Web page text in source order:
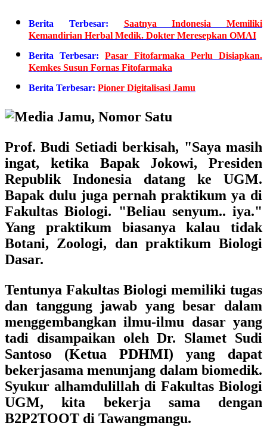
Berita Terbesar: Saatnya Indonesia Memiliki
Kemandirian Herbal Medik. Dokter Meresepkan OMAI
Berita Terbesar: Pasar Fitofarmaka Perlu Disiapkan.
Kemkes Susun Fornas Fitofarmaka
Berita Terbesar: Pioner Digitalisasi Jamu
Prof. Budi Setiadi berkisah, "Saya masih
ingat, ketika Bapak Jokowi, Presiden
Republik Indonesia datang ke UGM.
Bapak dulu juga pernah praktikum ya di
Fakultas Biologi. "Beliau senyum.. iya."
Yang praktikum biasanya kalau tidak
Botani, Zoologi, dan praktikum Biologi
Dasar.
Tentunya Fakultas Biologi memiliki tugas
dan tanggung jawab yang besar dalam
menggembangkan ilmu-ilmu dasar yang
tadi disampaikan oleh Dr. Slamet Sudi
Santoso (Ketua PDHMI) yang dapat
bekerjasama menunjang dalam biomedik.
Syukur alhamdulillah di Fakultas Biologi
UGM, kita bekerja sama dengan
B2P2TOOT di Tawangmangu.